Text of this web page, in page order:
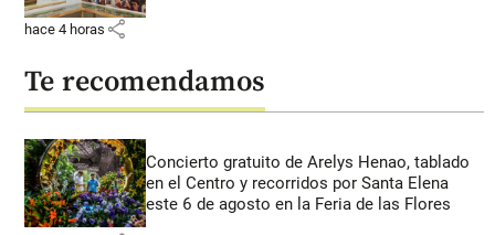
hace 4 horas share
Te recomendamos
Concierto gratuito de Arelys Henao, tablado
en el Centro y recorridos por Santa Elena
este 6 de agosto en la Feria de las Flores